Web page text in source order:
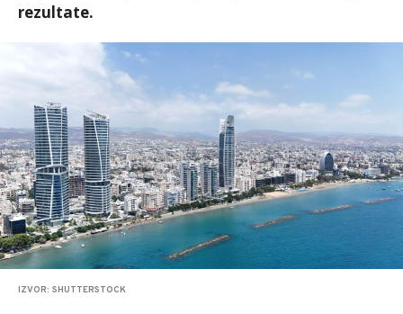
rezultate.
IZVOR: SHUTTERSTOCK